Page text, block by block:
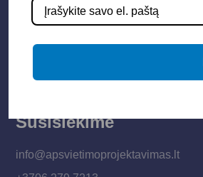
Apie mus
Paslaugos
Apšvietimo mokymų įrašas
Kontaktai
Susisiekime
info@apsvietimoprojektavimas.lt